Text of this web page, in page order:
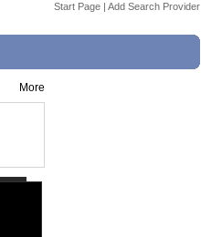
Start Page | Add Search Provider
More